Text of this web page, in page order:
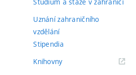
Uznání zahraničního
vzdělání
Stipendia
Knihovny(externí